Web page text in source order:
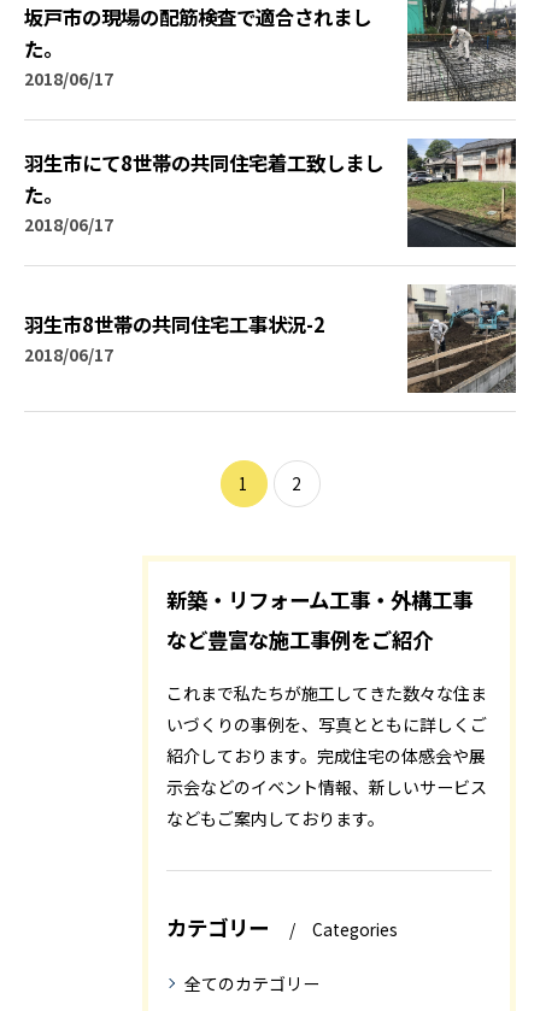
坂戸市の現場の配筋検査で適合されまし
た。
2018/06/17
羽生市にて8世帯の共同住宅着工致しまし
た。
2018/06/17
羽生市8世帯の共同住宅工事状況-2
2018/06/17
1 2
新築・リフォーム工事・外構工事
など豊富な施工事例をご紹介
これまで私たちが施工してきた数々な住ま
いづくりの事例を、写真とともに詳しくご
紹介しております。完成住宅の体感会や展
示会などのイベント情報、新しいサービス
などもご案内しております。
カテゴリー Categories
全てのカテゴリー